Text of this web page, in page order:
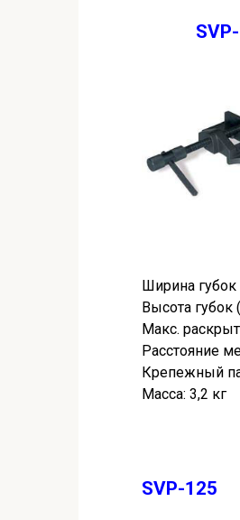
SVP-
Ширина
Высота губок
Макс.
Расстояние
Крепежный
Масса: 3,2 кг
SVP-125